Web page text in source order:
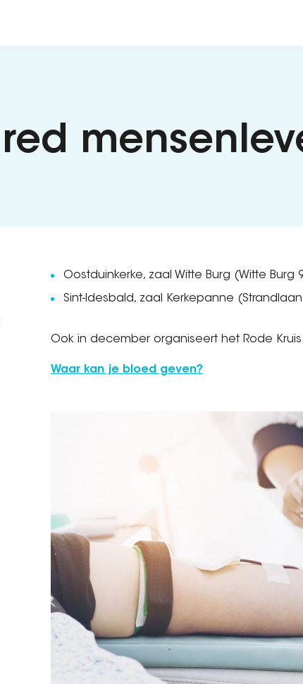
Oostduinkerke, zaal Witte Burg (Witte
Sint-Idesbald, zaal Kerkepanne
Ook in december organiseert het Rode
Waar kan je bloed geven?